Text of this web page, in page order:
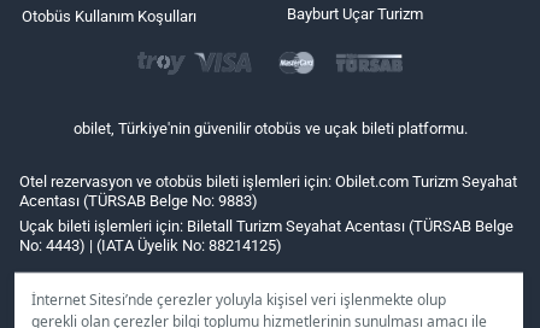
İnternet Sitesi’nde çerezler yoluyla kişisel veri işlenmekte olup
gerekli olan çerezler bilgi toplumu hizmetlerinin sunulması amacı ile
Otobüs Kullanım Koşulları
Bayburt Uçar Turizm
obilet, Türkiye'nin güvenilir otobüs ve uçak bileti platformu.
Otel rezervasyon ve otobüs bileti işlemleri için: Obilet.com Turizm Seyahat
Acentası (TÜRSAB Belge No: 9883)
Uçak bileti işlemleri için: Biletall Turizm Seyahat Acentası (TÜRSAB Belge
No: 4443) | (IATA Üyelik No: 88214125)